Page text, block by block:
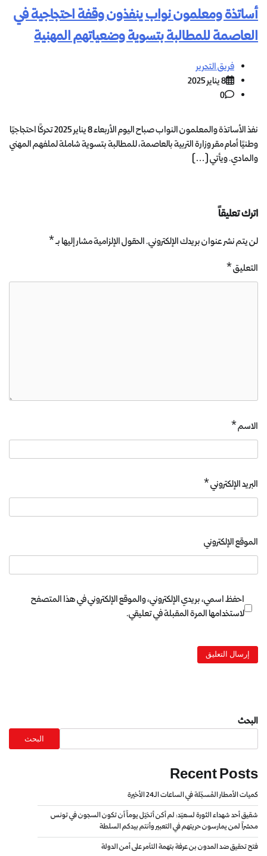
أساتذة ومعلمون نواب ينفذون وقفة احتجاجية في
العاصمة للمطالبة بتسوية وضعياتهم المهنية
فريق التحرير
8 يناير 2025
0
نفذ الأساتذة والمعلمون النواب صباح اليوم الأربعاء 8 يناير 2025 تحركًا احتجاجيًا
وطنيًا أمام مقر وزارة التربية بالعاصمة، للمطالبة بتسوية شاملة لملفهم المهني
والمادي. ويأتي […]
اترك تعليقاً
لن يتم نشر عنوان بريدك الإلكتروني.الحقول الإلزامية مشار إليها بـ*
التعليق*
الاسم*
البريد الإلكتروني*
الموقع الإلكتروني
احفظ اسمي، بريدي الإلكتروني، والموقع الإلكتروني في هذا المتصفح
لاستخدامها المرة المقبلة في تعليقي.
البحث
البحث
Recent Posts
كميات الأمطار المُسجّلة في الساعات الـ24 الأخيرة
شقيق أحد شهداء الثورة لسعيّد: لم أكن أتخيّل يوماً أن تكون السجون في تونس
محشراً لمن يمارسون حريتهم في التعبير وأنتم بيدكم السلطة
فتح تحقيق ضد المدون بن عرفة بتهمة التآمر على أمن الدولة